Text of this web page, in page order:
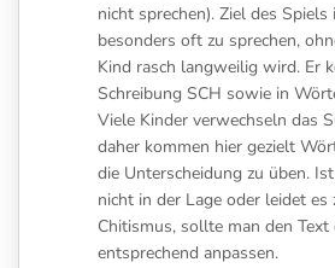
nicht sprechen). Ziel des Spiels
besonders oft zu sprechen,
Kind rasch langweilig wird. Er
Schreibung SCH sowie in
Viele Kinder verwechseln das
daher kommen hier gezielt
die Unterscheidung zu üben.
nicht in der Lage oder leidet es
Chitismus, sollte man den Text
entsprechend anpassen.